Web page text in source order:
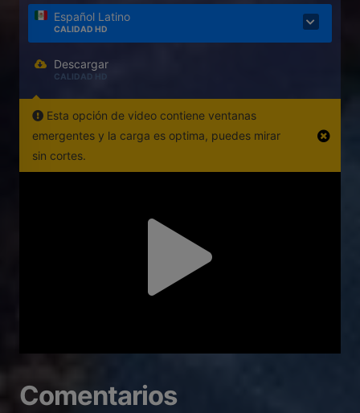
la Tierra y boicotea los sistemas de comunicación
de la isla y controla mentalmente a los monstruos,
que se lanzan a una frenética carrera de destrucción
por todo el mundo.
Español Latino
CALIDAD HD
Descargar
CALIDAD HD
Esta opción de video contiene ventanas
emergentes y la carga es optima, puedes mirar
sin cortes.
Comentarios